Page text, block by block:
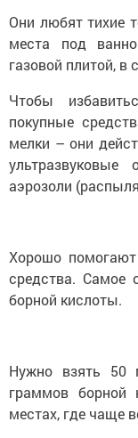
Они любят тихие
места под
газовой плитой,
Чтобы
покупные
мелки – они
ультразвуковые
аэрозоли
Хорошо
средства. Самое
борной кислоты.
Нужно взять
граммов борной
местах, где чаще